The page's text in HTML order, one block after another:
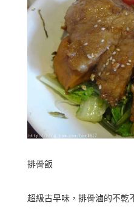
排骨飯
超級古早味，排骨滷的不乾